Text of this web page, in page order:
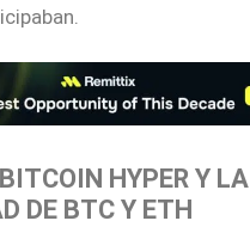
HYPER Y LA
DE BTC Y ETH